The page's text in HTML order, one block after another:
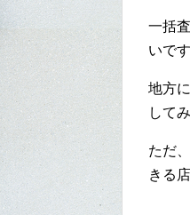
一括
いです
地方
して
ただ
きる